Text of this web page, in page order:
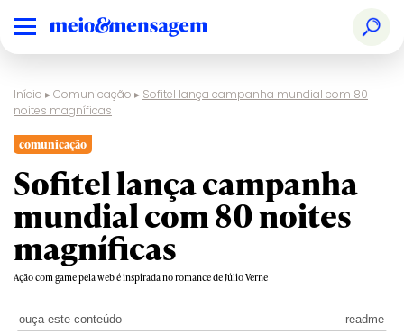
Início ▸Comunicação ▸ Sofitel lança campanha mundial com 80
noites magníficas
comunicação
Sofitel lança campanha
mundial com 80 noites
magníficas
Ação com game pela web é inspirada no romance de Júlio Verne
ouça este conteúdo readme